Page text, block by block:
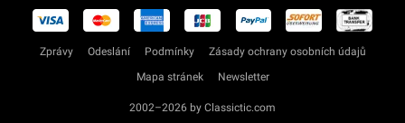
Zprávy Odeslání Podmínky
Zásady ochrany osobních údajů
Mapa stránek
Newsletter
2002–2026 by Classictic.com